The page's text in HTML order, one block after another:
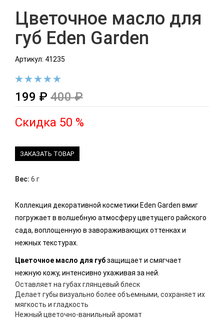
Цветочное масло для
губ Eden Garden
Артикул: 41235
199 ₽ 400 ₽
Скидка 50 %
ЗАКАЗАТЬ ТОВАР
Вес: 6 г
Коллекция декоративной косметики Eden Garden вмиг
погружает в волшебную атмосферу цветущего райского
сада, воплощенную в завораживающих оттенках и
нежных текстурах.
Цветочное масло для губзащищает и смягчает
нежную кожу, интенсивно ухаживая за ней.
Оставляет на губах глянцевый блеск
Делает губы визуально более объемными, сохраняет их
мягкость и гладкость
Нежный цветочно-ванильный аромат